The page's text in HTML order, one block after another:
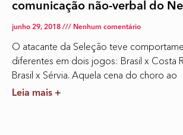
comunicação não-verbal do
junho 29, 2018 Nenhum comentário
O atacante da Seleção teve
diferentes em dois jogos: Brasil x Costa
Brasil x Sérvia. Aquela cena do choro ao
Leia mais +